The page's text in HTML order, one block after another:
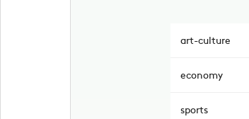
art-culture
economy
sports